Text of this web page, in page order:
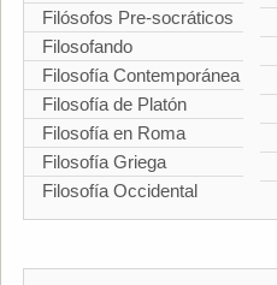
Filósofos Pre-socráticos
Filosofando
Filosofía Contemporánea
Filosofía de Platón
Filosofía en Roma
Filosofía Griega
Filosofía Occidental